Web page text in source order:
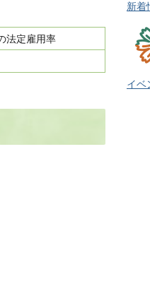
法定雇用率
新着
イベ